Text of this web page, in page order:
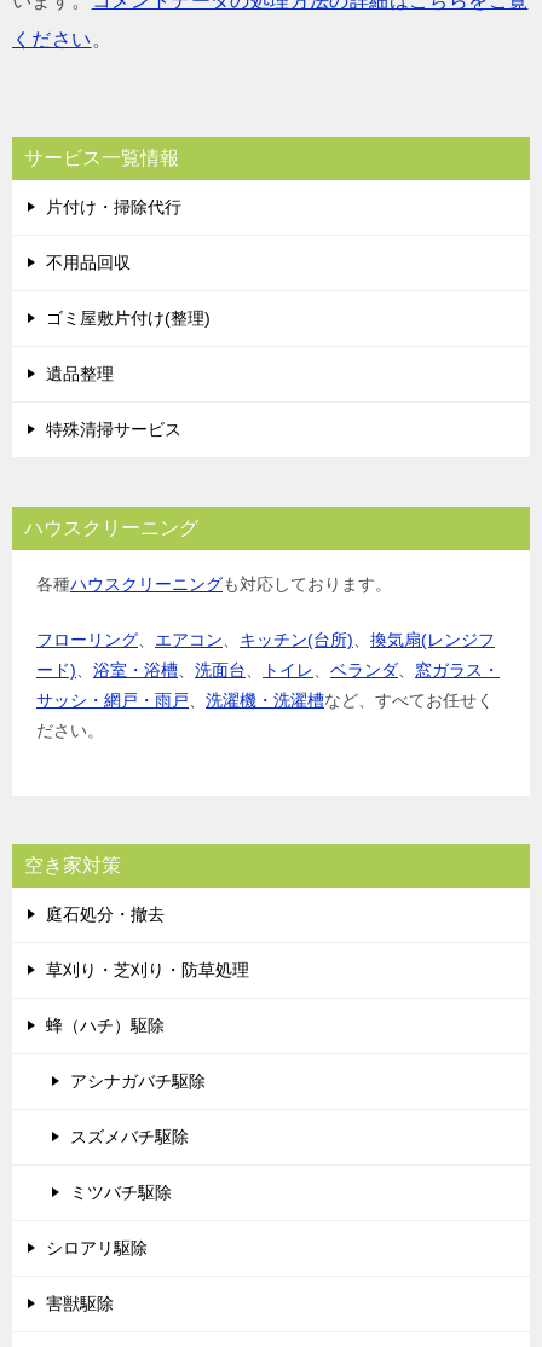
ください 。
サービス一覧情報
片付け・掃除代行
不用品回収
ゴミ屋敷片付け(整理)
遺品整理
特殊清掃サービス
ハウスクリーニング
各種ハウスクリーニングも対応しております。
フローリング エアコン キッチン(台所)
換気扇(レンジフ
ード)
浴室・浴槽 洗面台 トイレ ベランダ
窓ガラス・
サッシ・網戸・雨戸
洗濯機・洗濯槽など、すべてお任せく
ださい。
空き家対策
庭石処分・撤去
草刈り・芝刈り・防草処理
蜂（ハチ）駆除
アシナガバチ駆除
スズメバチ駆除
ミツバチ駆除
シロアリ駆除
害獣駆除